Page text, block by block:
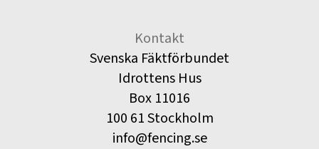
Kontakt
Svenska Fäktförbundet
Idrottens Hus
Box 11016
100 61 Stockholm
info@fencing.se